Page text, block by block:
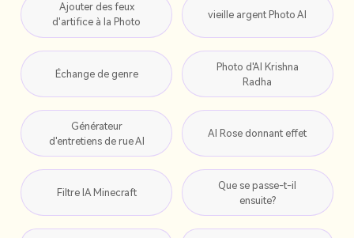
Ajouter des feux
d'artifice à la Photo
vieille argent Photo AI
Échange de genre
Photo d'AI Krishna
Radha
Générateur
d'entretiens de rue AI
AI Rose donnant effet
Filtre IA Minecraft
Que se passe-t-il
ensuite?